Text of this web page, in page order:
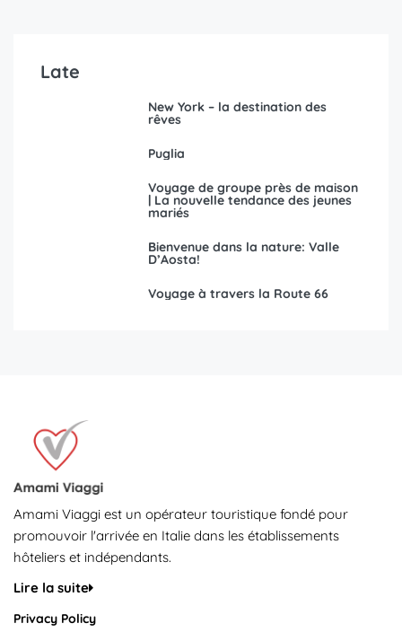
Late
New York – la destination des
rêves
Puglia
Voyage de groupe près de maison
| La nouvelle tendance des jeunes
mariés
Bienvenue dans la nature: Valle
D’Aosta!
Voyage à travers la Route 66
Amami Viaggi est un opérateur touristique fondé pour
promouvoir l'arrivée en Italie dans les établissements
hôteliers et indépendants.
Lire la suite
Privacy Policy